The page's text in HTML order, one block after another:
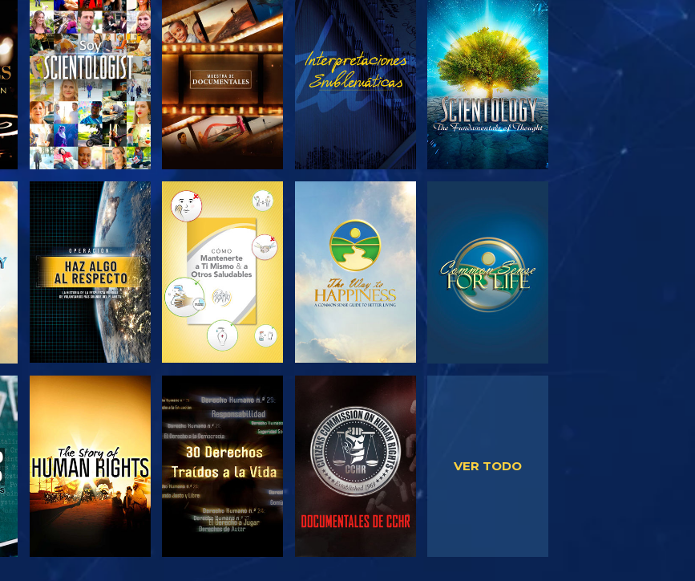
EXPLORA LAS
SERIES
EXPLORA LAS
SERIES
EXPLORA LAS
SERIES
VE
EXPLORA LAS
SERIES
EXPLORA LAS
SERIES
EXPLORA LAS
SERIES
VE VE
VER TODO